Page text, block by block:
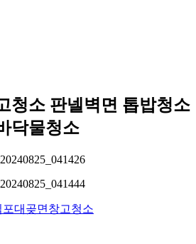
청소 판넬벽면 톱밥청소
닥물청소